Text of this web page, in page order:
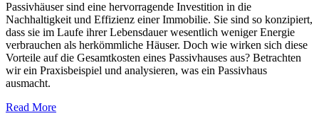
Passivhäuser sind eine hervorragende Investition in die
Nachhaltigkeit und Effizienz einer Immobilie. Sie sind so konzipiert,
dass sie im Laufe ihrer Lebensdauer wesentlich weniger Energie
verbrauchen als herkömmliche Häuser. Doch wie wirken sich diese
Vorteile auf die Gesamtkosten eines Passivhauses aus? Betrachten
wir ein Praxisbeispiel und analysieren, was ein Passivhaus
ausmacht.
Read More